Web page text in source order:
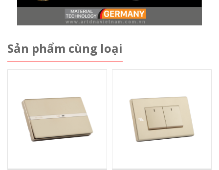
Sản phẩm cùng loại